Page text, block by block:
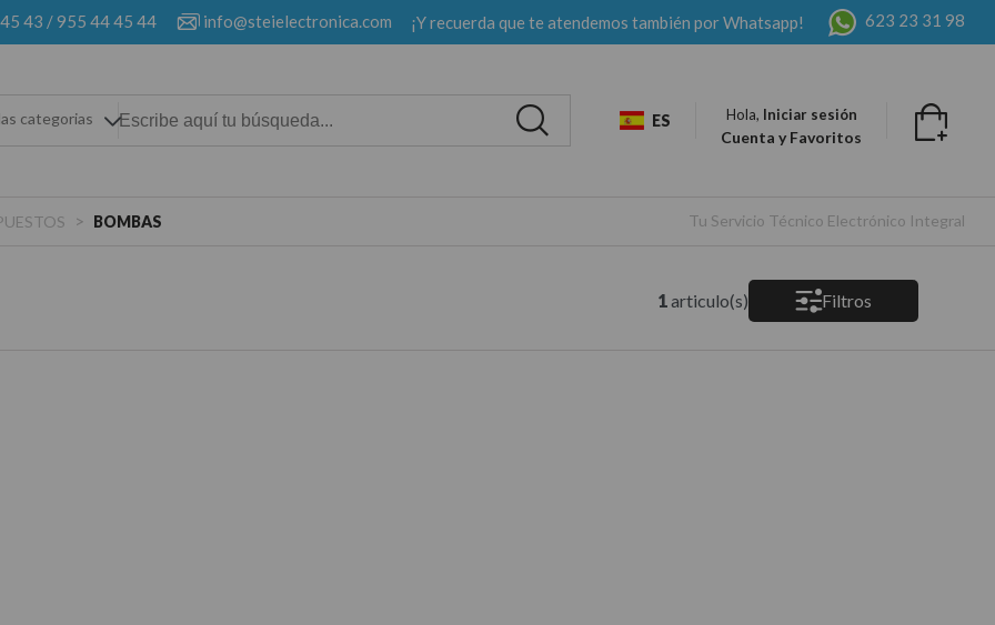
43 /955 44 45 44 info@steielectronica.com ¡Y recuerda que te atendemos también por Whatsapp! 623 23 31 98
categorias ES Hola, Iniciar sesión
Cuenta y Favoritos
> BOMBAS Tu Servicio Técnico Electrónico Integral
1articulo(s) Filtros